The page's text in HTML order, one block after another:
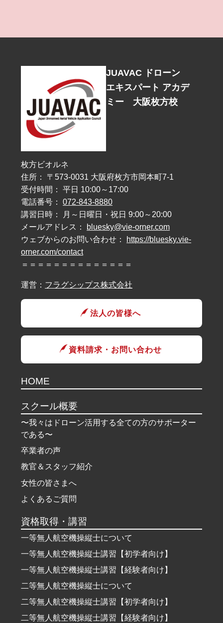
JUAVAC ドローン
エキスパート アカデ
ミー 大阪枚方校
枚方ビオルネ
住所： 〒573-0031 大阪府枚方市岡本町7-1
受付時間： 平日 10:00～17:00
電話番号：072-843-8880
講習日時： 月～日曜日・祝日 9:00～20:00
メールアドレス： bluesky@vie-orner.com
ウェブからのお問い合わせ： https://bluesky.vie-
orner.com/contact
＝＝＝＝＝＝＝＝＝＝＝＝＝＝
運営： フラグシップス株式会社
法人の皆様へ
資料請求・お問い合わせ
HOME
スクール概要
〜我々はドローン活用する全ての方のサポーター
である〜
卒業者の声
教官＆スタッフ紹介
女性の皆さまへ
よくあるご質問
資格取得・講習
一等無人航空機操縦士について
一等無人航空機操縦士講習【初学者向け】
一等無人航空機操縦士講習【経験者向け】
二等無人航空機操縦士について
二等無人航空機操縦士講習【初学者向け】
二等無人航空機操縦士講習【経験者向け】